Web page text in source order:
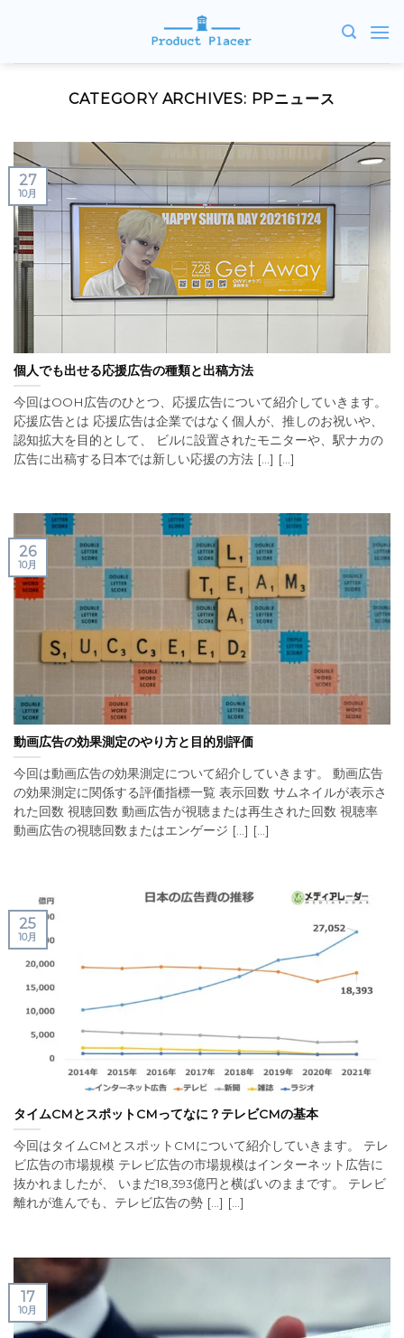
CATEGORY ARCHIVES: PPニュース
個人でも出せる応援広告の種類と出稿方法
今回はOOH広告のひとつ、応援広告について紹介していきます。
応援広告とは 応援広告は企業ではなく個人が、推しのお祝いや、
認知拡大を目的として、 ビルに設置されたモニターや、駅ナカの
広告に出稿する日本では新しい応援の方法 [...] [...]
27
10月
動画広告の効果測定のやり方と目的別評価
今回は動画広告の効果測定について紹介していきます。 動画広告
の効果測定に関係する評価指標一覧 表示回数 サムネイルが表示さ
れた回数 視聴回数 動画広告が視聴または再生された回数 視聴率
動画広告の視聴回数またはエンゲージ [...] [...]
26
10月
タイムCMとスポットCMってなに？テレビCMの基本
今回はタイムCMとスポットCMについて紹介していきます。 テレ
ビ広告の市場規模 テレビ広告の市場規模はインターネット広告に
抜かれましたが、 いまだ18,393億円と横ばいのままです。 テレビ
離れが進んでも、テレビ広告の勢 [...] [...]
25
10月
17
10月